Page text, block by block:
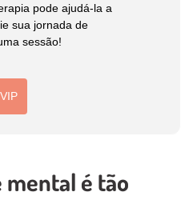
pode ajudá-la a
sua jornada de
sessão!
mental é tão